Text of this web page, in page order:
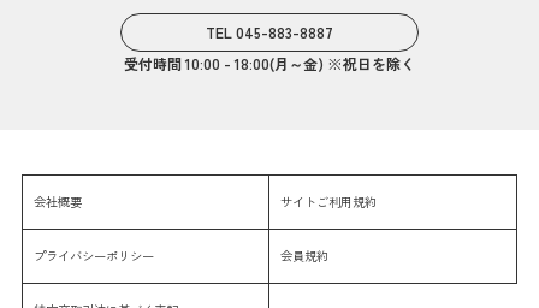
TEL 045-883-8887
受付時間 10:00 - 18:00(月～金) ※祝日を除く
会社概要
プライバシーポリシー
サイトご利用規約
会員規約